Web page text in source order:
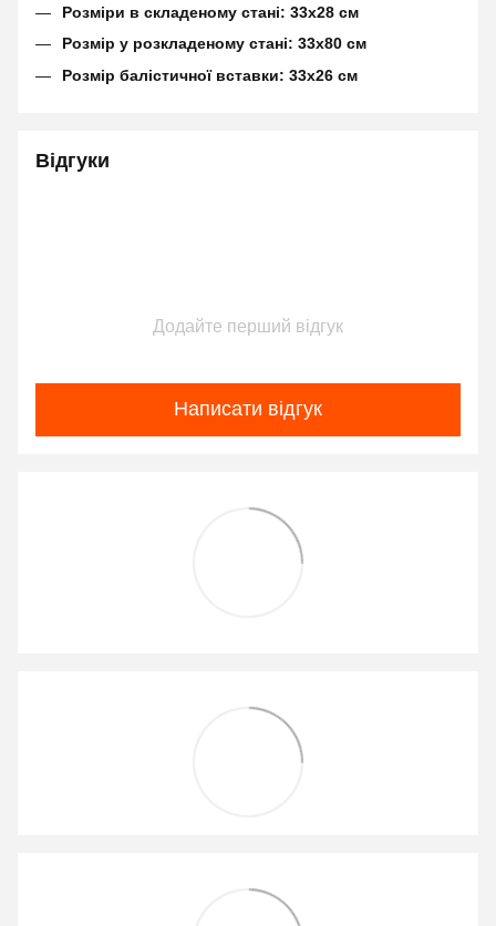
Розміри в складеному стані: 33х28 см
Розмір у розкладеному стані: 33х80 см
Розмір балістичної вставки: 33х26 см
Відгуки
Додайте перший відгук
Написати відгук